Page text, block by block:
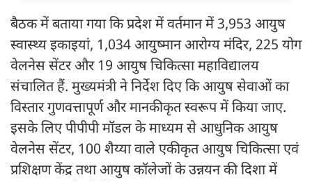
बैठक में बताया गया कि प्रदेश में वर्तमान में 3,953 आयुष
स्वास्थ्य इकाइयां, 1,034 आयुष्मान आरोग्य मंदिर, 225 योग
वेलनेस सेंटर और 19 आयुष चिकित्सा महाविद्यालय
संचालित हैं. मुख्यमंत्री ने निर्देश दिए कि आयुष सेवाओं का
विस्तार गुणवत्तापूर्ण और मानकीकृत स्वरूप में किया जाए.
इसके लिए पीपीपी मॉडल के माध्यम से आधुनिक आयुष
वेलनेस सेंटर, 100 शैय्या वाले एकीकृत आयुष चिकित्सा एवं
प्रशिक्षण केंद्र तथा आयुष कॉलेजों के उन्नयन की दिशा में